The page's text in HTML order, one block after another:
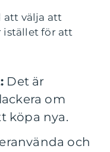
att välja att
istället för att
Det är
om
köpa nya.
och